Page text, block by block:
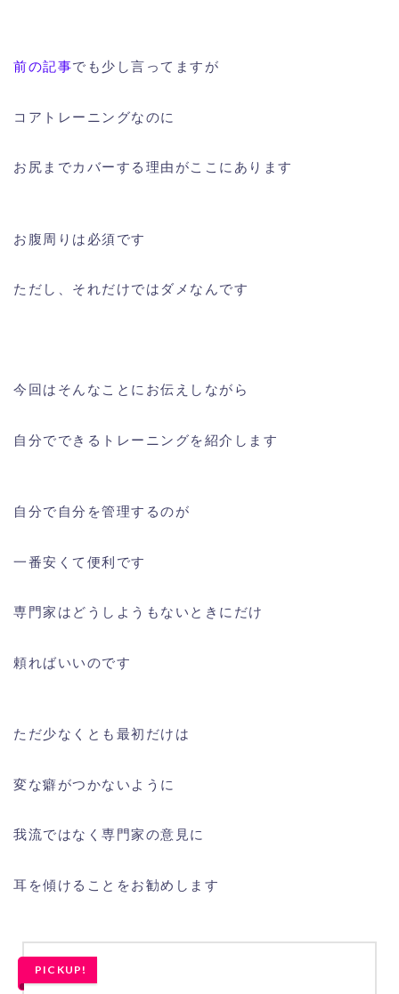
前の記事でも少し言ってますが
コアトレーニングなのに
お尻までカバーする理由がここにあります
お腹周りは必須です
ただし、それだけではダメなんです
今回はそんなことにお伝えしながら
自分でできるトレーニングを紹介します
自分で自分を管理するのが
一番安くて便利です
専門家はどうしようもないときにだけ
頼ればいいのです
ただ少なくとも最初だけは
変な癖がつかないように
我流ではなく専門家の意見に
耳を傾けることをお勧めします
PICKUP!